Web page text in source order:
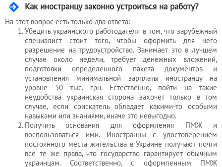
Как иностранцу законно устроиться на работу?
На этот вопрос есть только два ответа:
Убедить украинского работодателя в том, что зарубежный
специалист стоит того, чтобы оформить для него
разрешение на трудоустройство. Занимает это в лучшем
случае около недели, требует денежных вложений,
подготовки определенного пакета документов и
установления минимальной зарплаты иностранцу на
уровне 50 тыс. грн. Естественно, пойти на такие
неудобства украинская сторона захочет только в том
случае, если соискатель обладает какими-то особыми
навыками или знаниями, иначе это невыгодно.
Получить основания для оформления ПМЖ и
воспользоваться ими. Иностранцы с удостоверением
постоянного места жительства в Украине получают почти
все те же права, что государство гарантирует обычным
украинцам. Соответственно, с оформленным ПМЖ